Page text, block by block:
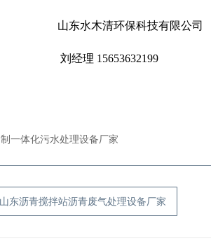
水木清环保科技有限公司
理 15653632199
一体化污水处理设备厂家
东沥青搅拌站沥青废气处理设备厂家